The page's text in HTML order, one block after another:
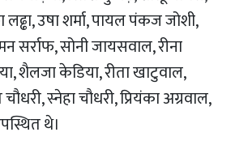
लढ्ढा, उषा शर्मा, पायल पंकज जोशी,
सोनी जायसवाल, रीना
शैलजा केडिया, रीता खाटुवाल,
स्नेहा चौधरी, प्रियंका अग्रवाल,
थे।